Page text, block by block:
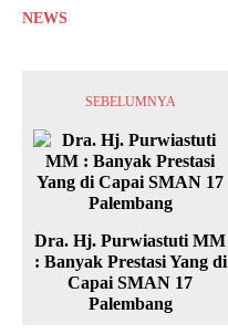
NEWS
SEBELUMNYA
Dra. Hj. Purwiastuti MM
: Banyak Prestasi Yang di
Capai SMAN 17
Palembang